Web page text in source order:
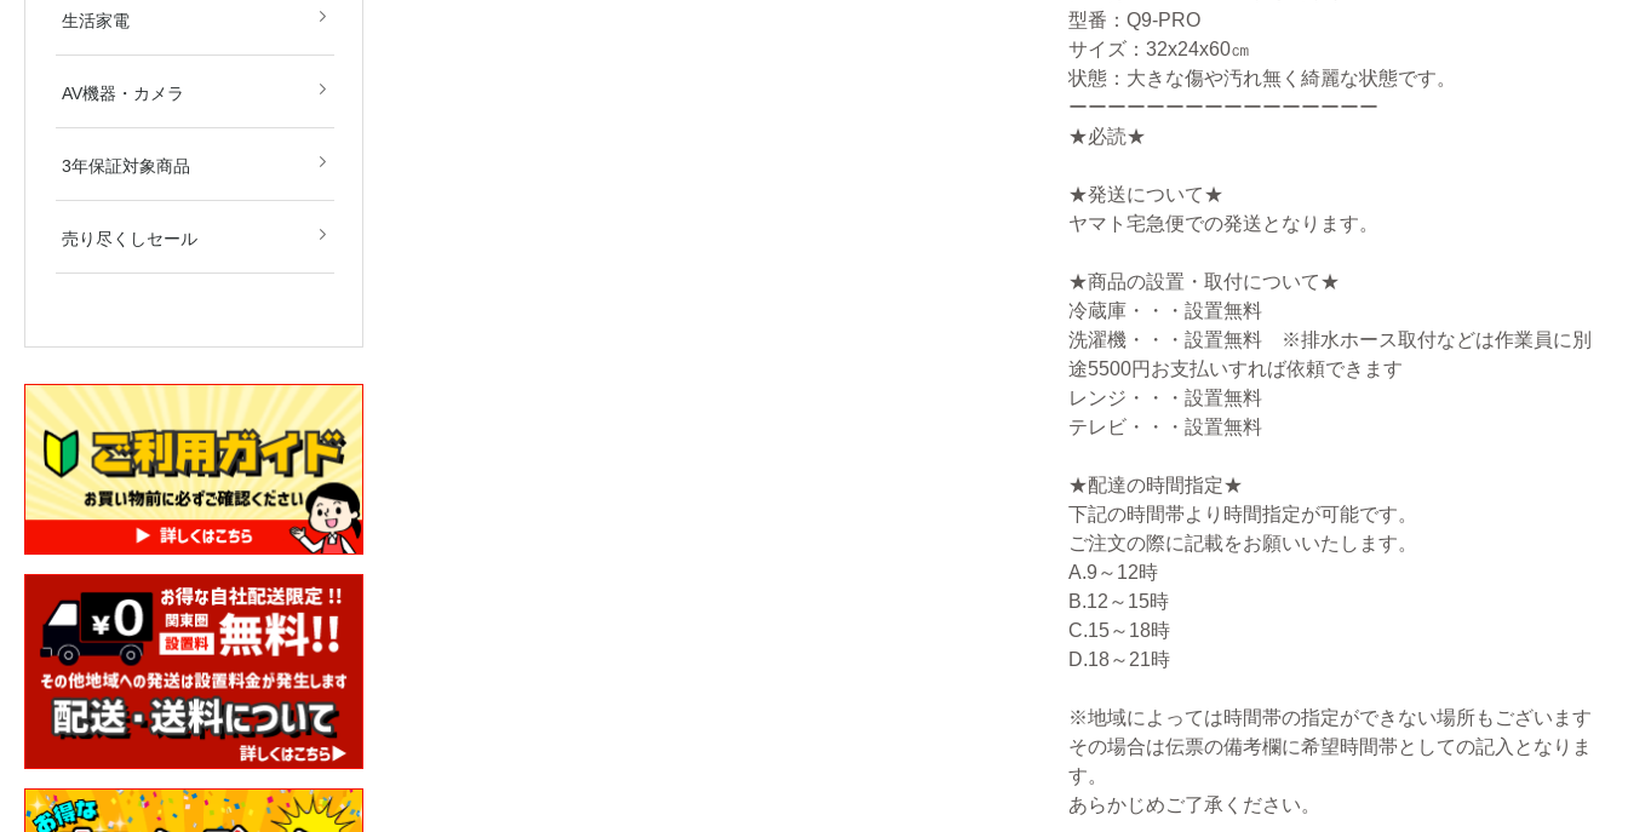
生活家電
AV機器・カメラ
3年保証対象商品
売り尽くしセール
型番：Q9-PRO
サイズ：32x24x60㎝
状態：大きな傷や汚れ無く綺麗な状態です。
ーーーーーーーーーーーーーーーー
★必読★
★発送について★
ヤマト宅急便での発送となります。
★商品の設置・取付について★
冷蔵庫・・・設置無料
洗濯機・・・設置無料 ※排水ホース取付などは作業員に別
途5500円お支払いすれば依頼できます
レンジ・・・設置無料
テレビ・・・設置無料
★配達の時間指定★
下記の時間帯より時間指定が可能です。
ご注文の際に記載をお願いいたします。
A.9～12時
B.12～15時
C.15～18時
D.18～21時
※地域によっては時間帯の指定ができない場所もございます
その場合は伝票の備考欄に希望時間帯としての記入となりま
す。
あらかじめご了承ください。